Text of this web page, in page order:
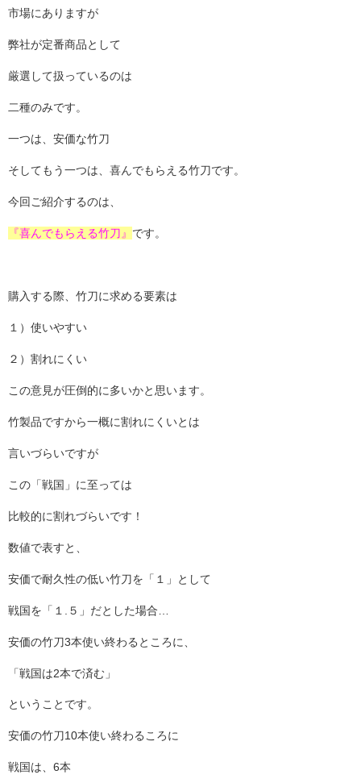
市場にありますが
弊社が定番商品として
厳選して扱っているのは
二種のみです。
一つは、安価な竹刀
そしてもう一つは、喜んでもらえる竹刀です。
今回ご紹介するのは、
『喜んでもらえる竹刀』 です。
購入する際、竹刀に求める要素は
１）使いやすい
２）割れにくい
この意見が圧倒的に多いかと思います。
竹製品ですから一概に割れにくいとは
言いづらいですが
この「戦国」に至っては
比較的に割れづらいです！
数値で表すと、
安価で耐久性の低い竹刀を「１」として
戦国を「１.５」だとした場合…
安価の竹刀3本使い終わるところに、
「戦国は2本で済む」
ということです。
安価の竹刀10本使い終わるころに
戦国は、6本